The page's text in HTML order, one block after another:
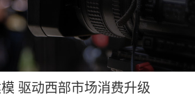
驱动西部市场消费升级